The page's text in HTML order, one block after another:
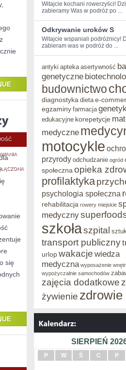
WYZWANIA
I
PROBLEMY
BRANŻY
się
Witajcie kochani rowerzyści!
zabieramy Was w podróż po ...
Odkrywanie uroków S
Witajcie ⁢wspaniali podróżnicy!
zabieram was w‌ podróż ⁣do ...
antyki apteka asertywność
genetyczne
budownictwo
diagnostyka dieta e-
egzaminy farmacja
edukacyjne korepetycje
medyczne
motocykle
przyrody odchudzanie ogród
społeczna opieka
profilaktyka
psychologia społeczna
rehabilitacja rowery miejskie
medyczny
szkołaszpital
transport publiczny
urlopwakacje wiedza
medyczna wyposażenie
wypożyczalnie samochodów
zajęcia dodatkowe
żywienie zdrowie
SIERPIEŃ
P W Ś C P